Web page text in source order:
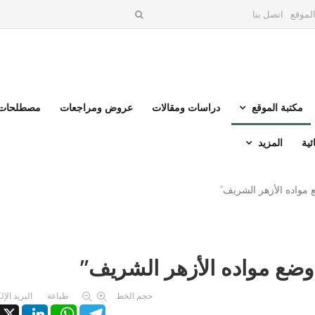
اتصل بنا
مكتبة الموقع دراسات ومقالات عروض ومراجعات
المزيد
الأزهر الشريف”
مواده الأزهر الشريف”
حجم الخط طباعة
البريد
X
LinkedInWhatsAppTelegram